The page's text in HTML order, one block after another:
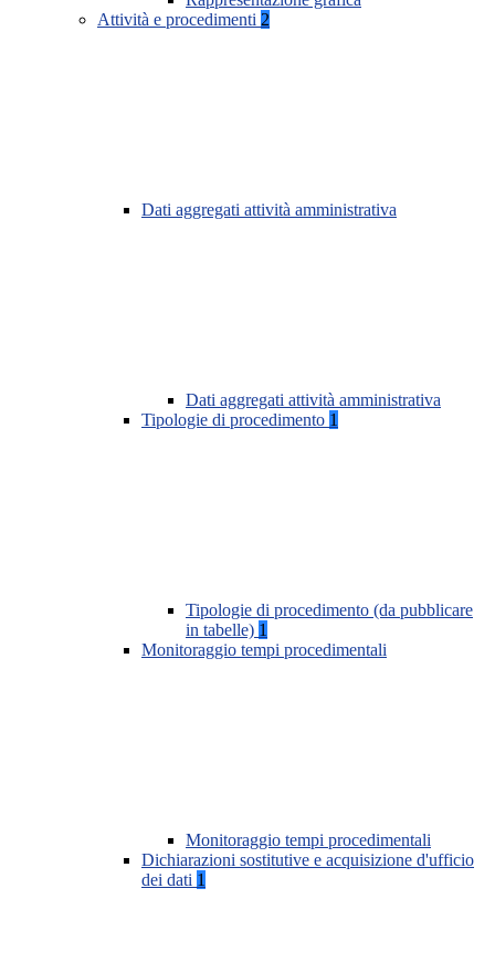
Attività e procedimenti 2
Dati aggregati attività amministrativa
Dati aggregati attività amministrativa
Tipologie di procedimento 1
Tipologie di procedimento (da pubblicare
in tabelle) 1
Monitoraggio tempi procedimentali
Monitoraggio tempi procedimentali
Dichiarazioni sostitutive e acquisizione d'ufficio
dei dati 1